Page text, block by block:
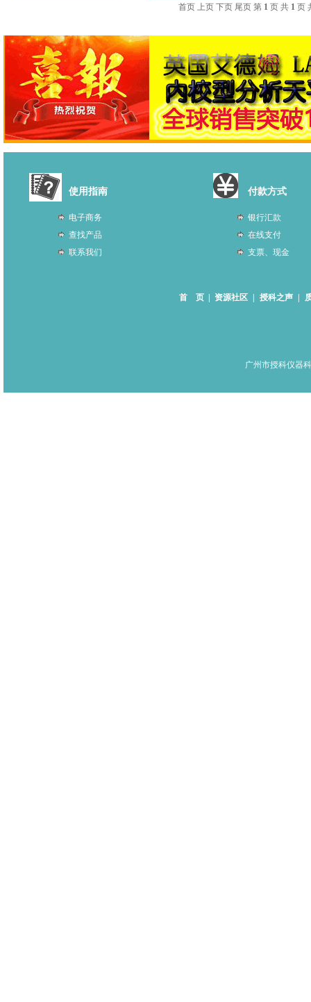
首页 上页 下页 尾页 第 1 页 共 1 页
使用指南
电子商务
查找产品
联系我们
付款方式
银行汇款
在线支付
支票、现金
首 页 资源社区 授科之声
广州市授科仪器